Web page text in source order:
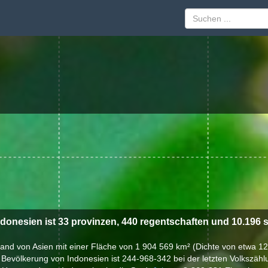
ist 33 provinzen, 440 regentschaften und 10.196
von Asien mit einer Fläche von 1 904 569 km² (Dichte von etwa
Bevölkerung von Indonesien ist 244-968-342 bei der letzten